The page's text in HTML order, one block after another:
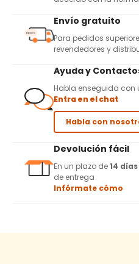
Envío gratuito
Para pedidos
revendedores y
Ayuda y
Habla enseguida con
Entra en el chat
Habla con
Devolución fácil
En un plazo de14
de entrega
Infórmate cómo